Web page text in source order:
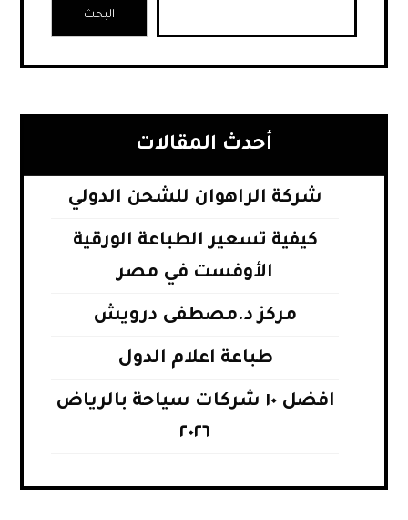
البحث
أحدث المقالات
شركة الراهوان للشحن الدولي
كيفية تسعير الطباعة الورقية
الأوفست في مصر
مركز د.مصطفى درويش
طباعة اعلام الدول
افضل ١٠ شركات سياحة بالرياض
٢٠٢٦